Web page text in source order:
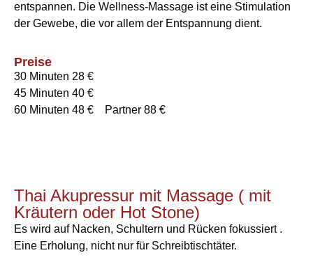
entspannen. Die Wellness-Massage ist eine Stimulation
der Gewebe, die vor allem der Entspannung dient.
Preise
30 Minuten 28 €
45 Minuten 40 €
60 Minuten 48 € Partner 88 €
Thai Akupressur mit Massage ( mit
Kräutern oder Hot Stone)
Es wird auf Nacken, Schultern und Rücken fokussiert .
Eine Erholung, nicht nur für Schreibtischtäter.